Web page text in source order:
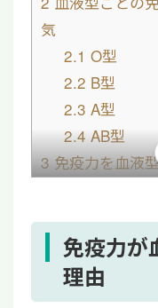
気
2.1 O型
2.2 B型
2.3 A型
2.4AB型
3免疫力を血液
3.3適度にス
4 血液型による
免疫力が
理由